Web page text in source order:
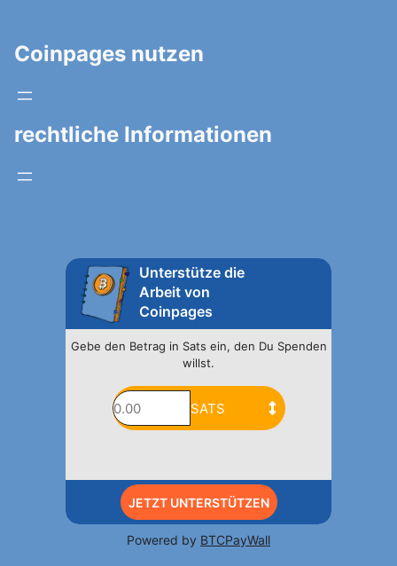
Coinpages nutzen
rechtliche Informationen
Unterstütze die
Arbeit von
Coinpages
Gebe den Betrag in Sats ein, den Du Spenden
willst.
JETZT UNTERSTÜTZEN
Powered by BTCPayWall